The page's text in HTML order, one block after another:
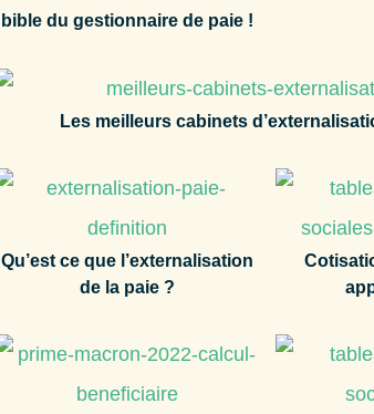
bible du gestionnaire de paie !
Les meilleurs cabinets
Qu’est ce que l’externalisation
de la paie ?